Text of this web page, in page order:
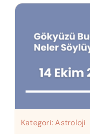
Kategori:Astroloji